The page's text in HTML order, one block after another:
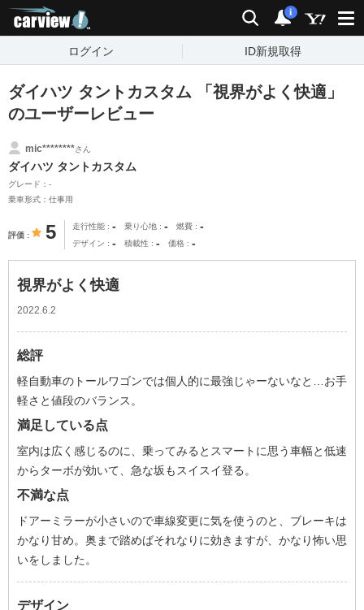
検索 通知
i
ログイン ID新規取得
ダイハツ タントカスタム 「視界がよく快適」
のユーザーレビュー
mic********さん
ダイハツ タントカスタム
グレード：-
乗車形式：仕事用
評価 5 走行性能 - 乗り心地 - 燃費 -
デザイン - 積載性 - 価格 -
視界がよく快適
2022.6.2
総評
軽自動車のトールワゴンでは個人的に最強じゃーないなと…お手
軽さと値段のバランス。
満足している点
室内は広く感じるのに、乗ってみるとスマートに思う車幅と低速
からターボが効いて、急な坂もスイスイ登る。
不満な点
ドアーミラーが小さいので車線変更に気を使うのと、ブレーキは
かなり甘め。奥まで踏めばそれなりに効きますが、かなり怖い思
いをしました。
デザイン